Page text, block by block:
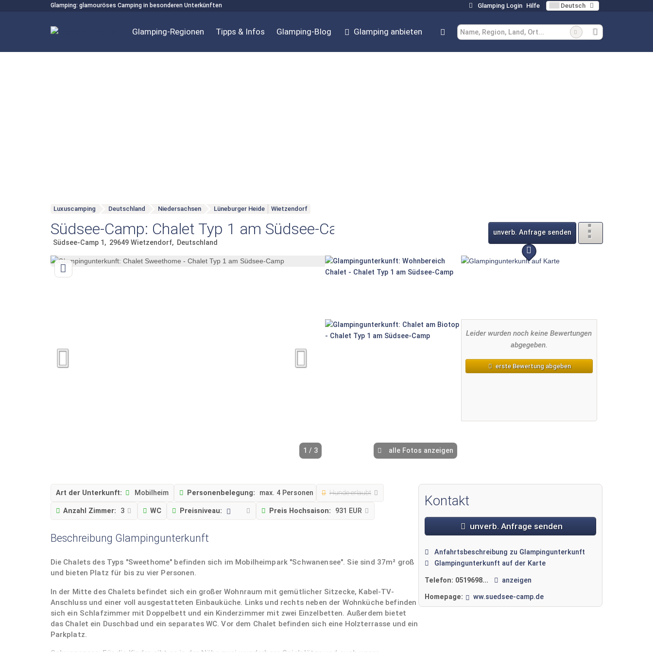
Glamping: glamouröses Camping in besonderen Unterkünften Glamping Login Hilfe Deutsch
Glamping-Regionen Tipps & Infos Glamping-Blog Glamping anbieten
Luxuscamping Deutschland Niedersachsen Lüneburger Heide Wietzendorf
Südsee-Camp: Chalet Typ 1 am Südsee-Camp
Südsee-Camp 1 29649 Wietzendorf Deutschland
unverb. Anfrage senden
1 / 3 alle Fotos anzeigen
Leider wurden noch keine Bewertungen
abgegeben.
erste Bewertung abgeben
Art der Unterkunft: Mobilheim Personenbelegung: max. 4 Personen Hunde erlaubt
Anzahl Zimmer: 3 WC Preisniveau: Preis Hochsaison: 931 EUR
Beschreibung Glampingunterkunft
Die Chalets des Typs "Sweethome" befinden sich im Mobilheimpark "Schwanensee". Sie sind 37m² groß
und bieten Platz für bis zu vier Personen.
In der Mitte des Chalets befindet sich ein großer Wohnraum mit gemütlicher Sitzecke, Kabel-TV-
Anschluss und einer voll ausgestatteten Einbauküche. Links und rechts neben der Wohnküche befinden
sich ein Schlafzimmer mit Doppelbett und ein Kinderzimmer mit zwei Einzelbetten. Außerdem bietet
das Chalet ein Duschbad und ein separates WC. Vor dem Chalet befinden sich eine Holzterrasse und ein
Parkplatz.
Kontakt
unverb. Anfrage senden
Anfahrtsbeschreibung zu Glampingunterkunft
Glampingunterkunft auf der Karte
Telefon: 0519698... anzeigen
Homepage: ww.suedsee-camp.de